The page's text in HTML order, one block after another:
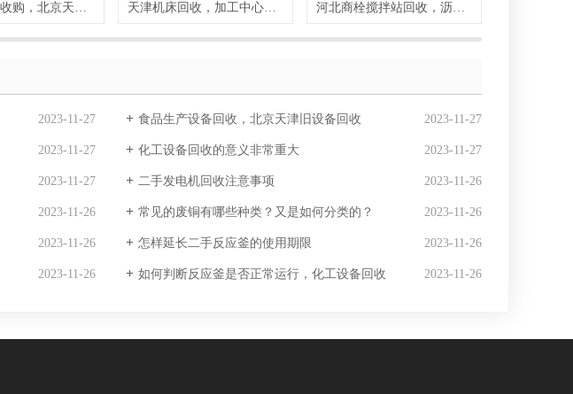
旧机床设备收购，北京天津机械设备回收 天津机床回收，加工中心回收，车床回收 河北商栓搅拌站回收，沥青搅拌站拆除，混凝土搅拌站回收
2023-11-27 食品生产设备回收，北京天津旧设备回收 2023-11-27
2023-11-27 化工设备回收的意义非常重大 2023-11-27
2023-11-27 二手发电机回收注意事项 2023-11-26
2023-11-26 常见的废铜有哪些种类？又是如何分类的？ 2023-11-26
2023-11-26 怎样延长二手反应釜的使用期限 2023-11-26
2023-11-26 如何判断反应釜是否正常运行，化工设备回收 2023-11-26